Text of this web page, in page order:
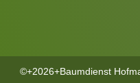
©+2026+Baumdienst